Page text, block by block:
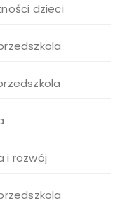
dzieci
i rozwój